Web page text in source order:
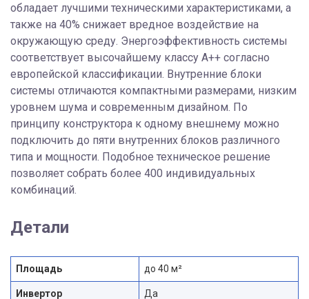
обладает лучшими техническими характеристиками, а
также на 40% снижает вредное воздействие на
окружающую среду. Энергоэффективность системы
соответствует высочайшему классу А++ согласно
европейской классификации. Внутренние блоки
системы отличаются компактными размерами, низким
уровнем шума и современным дизайном. По
принципу конструктора к одному внешнему можно
подключить до пяти внутренних блоков различного
типа и мощности. Подобное техническое решение
позволяет собрать более 400 индивидуальных
комбинаций.
Детали
Площадь до 40 м²
Инвертор Да